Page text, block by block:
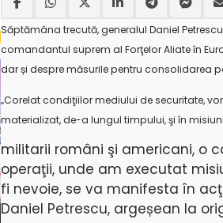
Săptămâna trecută, generalul Daniel
comandantul suprem al Forţelor Aliate în
dar și despre măsurile pentru consolidarea
„Corelat condiţiilor mediului de securitate,
materializat, de-a lungul timpului, şi în
militarii români şi americani, o
operaţii, unde am executat
fi nevoie, se va manifesta în
Daniel Petrescu, argeșean la